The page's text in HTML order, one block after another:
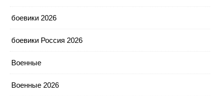
боевики 2026
боевики Россия 2026
Военные
Военные 2026